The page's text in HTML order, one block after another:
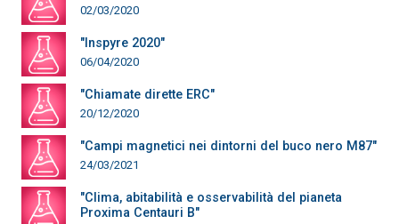
02/03/2020
"Inspyre 2020"
06/04/2020
"Chiamate dirette ERC"
20/12/2020
"Campi magnetici nei dintorni del buco nero M87"
24/03/2021
"Clima, abitabilità e osservabilità del pianeta
Proxima Centauri B"